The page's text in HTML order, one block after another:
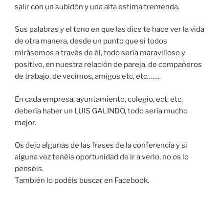
salir con un subidón y una alta estima tremenda.
Sus palabras y el tono en que las dice te hace ver la vida
de otra manera, desde un punto que si todos
mirásemos a través de él, todo sería maravilloso y
positivo, en nuestra relación de pareja, de compañeros
de trabajo, de vecimos, amigos etc, etc……..
En cada empresa, ayuntamiento, colegio, ect, etc,
debería haber un LUIS GALINDO, todo sería mucho
mejor.
Os dejo algunas de las frases de la conferencia y si
alguna vez tenéis oportunidad de ir a verlo, no os lo
penséis.
También lo podéis buscar en Facebook.